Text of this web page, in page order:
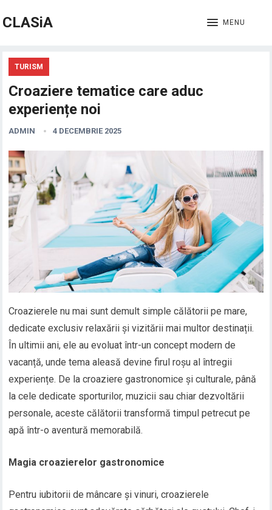
CLASiA MENU
TURISM
Croaziere tematice care aduc
experiențe noi
ADMIN 4 DECEMBRIE 2025
Croazierele nu mai sunt demult simple călătorii pe mare,
dedicate exclusiv relaxării și vizitării mai multor destinații.
În ultimii ani, ele au evoluat într-un concept modern de
vacanță, unde tema aleasă devine firul roșu al întregii
experiențe. De la croaziere gastronomice și culturale, până
la cele dedicate sporturilor, muzicii sau chiar dezvoltării
personale, aceste călătorii transformă timpul petrecut pe
apă într-o aventură memorabilă.
Magia croazierelor gastronomice
Pentru iubitorii de mâncare și vinuri, croazierele